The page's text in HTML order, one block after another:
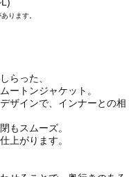
ります。
らった、
ートンジャケット。
ザインで、インナーとの相
もスムーズ。
上がります。